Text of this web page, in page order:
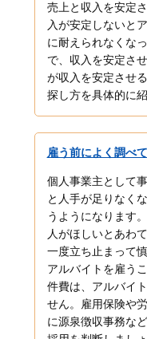
売上と収入を安定
入が安定しないと
に耐えられなくな
で、収入を安定さ
が収入を安定させ
探し方を具体的に紹
雇う前によく調べ
個人事業主として
と人手が足りなく
うようになります
人がほしいとあわ
一度立ち止まって
アルバイトを雇う
件費は、アルバイ
せん。雇用保険や
に源泉徴収事務な